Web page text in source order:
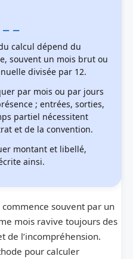
calcul dépend du
souvent un mois brut ou
divisée par 12.
par mois ou par jours
; entrées, sorties,
partiel nécessitent
et de la convention.
montant et libellé,
ainsi.
souvent par un
mois ravive toujours des
de l’incompréhension.
pour calculer